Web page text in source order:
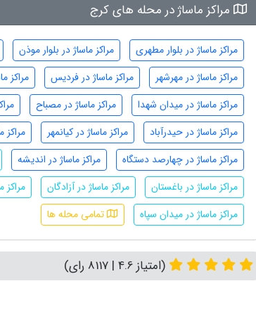
مراکز ماساژ در محله های کرج
مراکز ماساژ در بلوار مطهری مراکز ماساژ در بلوار موذن
مراکز ماساژ در مهرشهر
مراکز ماساژ در فردیس مراکز
مراکز ماساژ در میدان شهدا
مراکز ماساژ در مصباح
مراکز ماساژ در حیدرآباد
مراکز ماساژ در کیانمهر
مراکز
مراکز ماساژ در چهارصد دستگاه
مراکز ماساژ در اندیشه
مراکز ماساژ در باغستان
مراکز ماساژ در آزادگان
مراکز
مراکز ماساژ در میدان سپاه
تمامی محله ها
(امتیاز 4.6 | 8117 رای)